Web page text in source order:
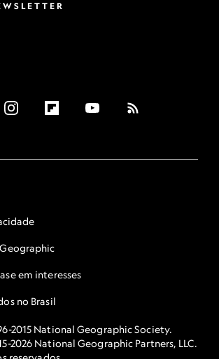
em interesses
no Brasil
2015 National Geographic Society.
2026 National Geographic Partners, LLC.